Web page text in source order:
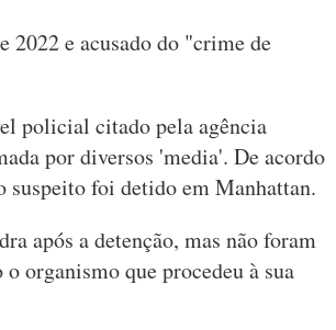
2022 e acusado do "crime de
policial citado pela agência
por diversos 'media'. De acordo
foi detido em Manhattan.
após a detenção, mas não foram
organismo que procedeu à sua